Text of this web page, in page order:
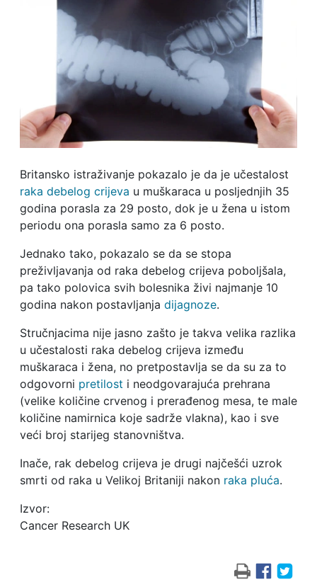
Britansko istraživanje pokazalo je da je učestalost
raka debelog crijeva u muškaraca u posljednjih 35
godina porasla za 29 posto, dok je u žena u istom
periodu ona porasla samo za 6 posto.
Jednako tako, pokazalo se da se stopa
preživljavanja od raka debelog crijeva poboljšala,
pa tako polovica svih bolesnika živi najmanje 10
godina nakon postavljanja dijagnoze.
Stručnjacima nije jasno zašto je takva velika razlika
u učestalosti raka debelog crijeva između
muškaraca i žena, no pretpostavlja se da su za to
odgovorni pretilost i neodgovarajuća prehrana
(velike količine crvenog i prerađenog mesa, te male
količine namirnica koje sadrže vlakna), kao i sve
veći broj starijeg stanovništva.
Inače, rak debelog crijeva je drugi najčešći uzrok
smrti od raka u Velikoj Britaniji nakon raka pluća.
Izvor:
Cancer Research UK